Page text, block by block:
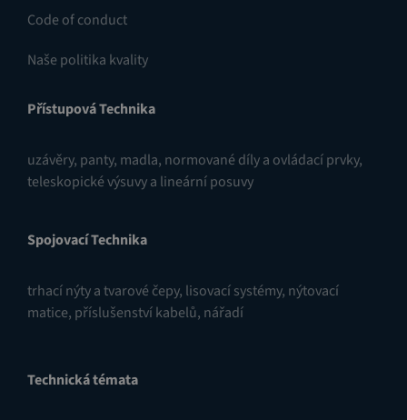
Code of conduct
Naše politika kvality
Přístupová Technika
uzávěry, panty, madla, normované díly a ovládací prvky,
teleskopické výsuvy a lineární posuvy
Spojovací Technika
trhací nýty a tvarové čepy, lisovací systémy, nýtovací
matice, příslušenství kabelů, nářadí
Technická témata